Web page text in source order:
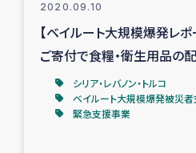
2020.09.10
【ベイルート大規模爆発レポ
ご寄付で食糧・衛生用品の
シリア・レバノン・トルコ
ベイルート大規模爆発被災
緊急支援事業